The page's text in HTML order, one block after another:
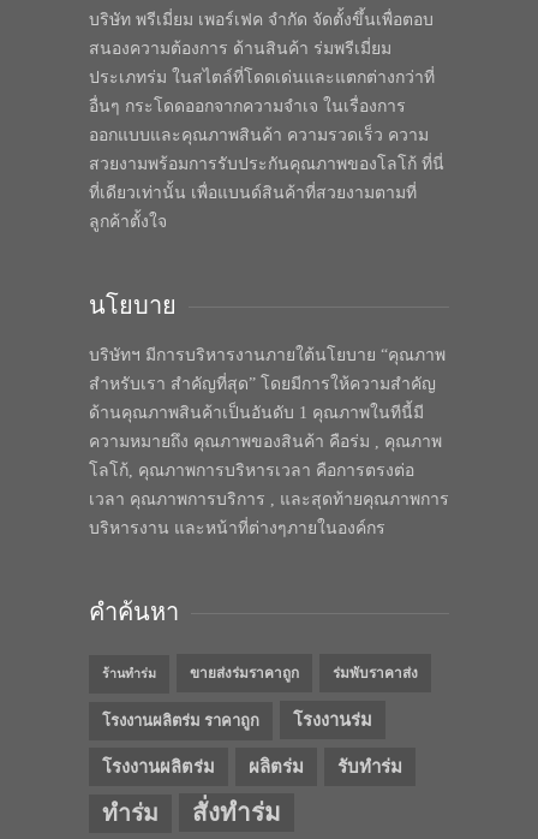
บริษัท พรีเมี่ยม เพอร์เฟค จำกัด จัดตั้งขึ้นเพื่อตอบ
สนองความต้องการ ด้านสินค้า ร่มพรีเมี่ยม
ประเภทร่ม ในสไตล์ที่โดดเด่นและแตกต่างกว่าที่
อื่นๆ กระโดดออกจากความจำเจ ในเรื่องการ
ออกแบบและคุณภาพสินค้า ความรวดเร็ว ความ
สวยงามพร้อมการรับประกันคุณภาพของโลโก้ ที่นี่
ที่เดียวเท่านั้น เพื่อแบนด์สินค้าที่สวยงามตามที่
ลูกค้าตั้งใจ
นโยบาย
บริษัทฯ มีการบริหารงานภายใต้นโยบาย “คุณภาพ
สำหรับเรา สำคัญที่สุด” โดยมีการให้ความสำคัญ
ด้านคุณภาพสินค้าเป็นอันดับ 1 คุณภาพในทีนี้มี
ความหมายถึง คุณภาพของสินค้า คือร่ม , คุณภาพ
โลโก้, คุณภาพการบริหารเวลา คือการตรงต่อ
เวลา คุณภาพการบริการ , และสุดท้ายคุณภาพการ
บริหารงาน และหน้าที่ต่างๆภายในองค์กร
คำค้นหา
ร้านทำร่ม ขายส่งร่มราคาถูก ร่มพับราคาส่ง
โรงงานผลิตร่ม ราคาถูก โรงงานร่ม
โรงงานผลิตร่ม ผลิตร่ม รับทำร่ม
ทำร่ม สั่งทำร่ม